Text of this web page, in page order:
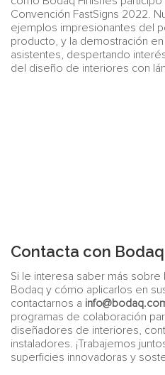
Convención FastSigns 2022.
ejemplos impresionantes del
producto, y la demostración
asistentes, despertando
del diseño de interiores con
Contacta con
Si le interesa saber más
Bodaq y cómo aplicarlos en
contactarnos a
programas de colaboración
diseñadores de interiores,
instaladores. ¡Trabajemos
superficies innovadoras y